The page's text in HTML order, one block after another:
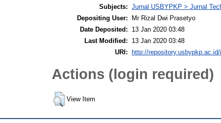
Subjects: Jurnal USBYPKP > Jurnal
Depositing User:
Mr Rizal Dwi Prasetyo
Date Deposited:
13 Jan 2020 03:48
Last Modified:
13 Jan 2020 03:48
URI:
http://
Actions (login required)
View Item